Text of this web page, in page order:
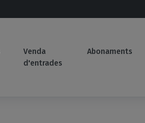
Venda
d'entrades
Abonaments